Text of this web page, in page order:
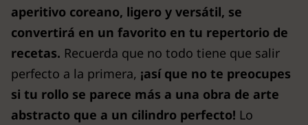
aperitivo coreano, ligero y versátil, se
convertirá en un favorito en tu repertorio de
recetas. Recuerda que no todo tiene que salir
perfecto a la primera, ¡así que no te preocupes
si tu rollo se parece más a una obra de arte
abstracto que a un cilindro perfecto! Lo